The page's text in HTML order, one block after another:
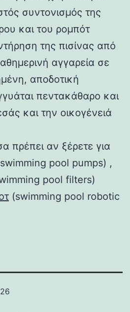
συντονισμός της
και του ρομπότ
της πισίνας από
αγγαρεία σε
αποδοτική
πεντακάθαρο και
και την οικογένειά
πρέπει αν ξέρετε για
pool pumps) ,
pool filters)
(swimming pool robotic